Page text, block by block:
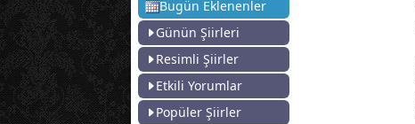
Bugün Eklenenler
Günün Şiirleri
Resimli Şiirler
Etkili Yorumlar
Popüler Şiirler